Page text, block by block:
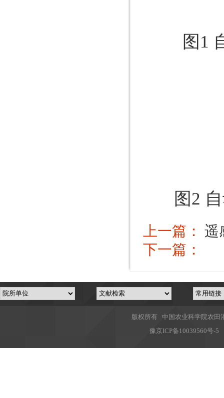
图1
图2
上一篇： 遥
下一篇：
版权所有 中国农业科学院农
豫京ICP备10039560号-5